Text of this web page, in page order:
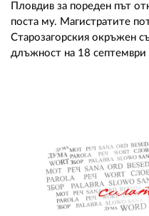
Пловдив за пореден път
поста му. Магистратите
Старозагорския окръжен
длъжност на 18 септември